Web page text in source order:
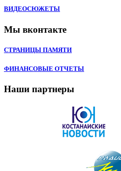
ВИДЕОСЮЖЕТЫ
Мы вконтакте
СТРАНИЦЫ ПАМЯТИ
ФИНАНСОВЫЕ ОТЧЕТЫ
Наши партнеры